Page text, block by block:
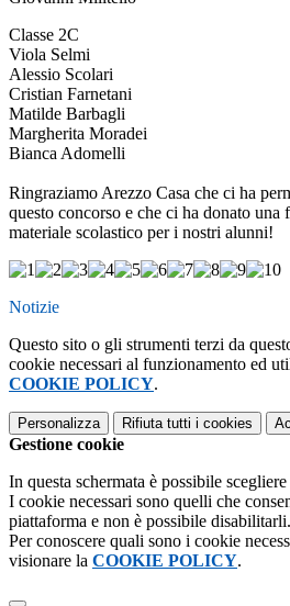
Classe 2C
Viola Selmi
Alessio Scolari
Cristian Farnetani
Matilde Barbagli
Margherita Moradei
Bianca Adomelli
Ringraziamo Arezzo Casa che ci ha
questo concorso e che ci ha donato una
materiale scolastico per i nostri alunni!
Notizie
Questo sito o gli strumenti terzi da
cookie necessari al funzionamento ed
COOKIE POLICY.
Personalizza Rifiuta tutti i cookies
Gestione cookie
In questa schermata è possibile
I cookie necessari sono quelli che
piattaforma e non è possibile disabilitarli.
Per conoscere quali sono i cookie
visionare la COOKIE POLICY.